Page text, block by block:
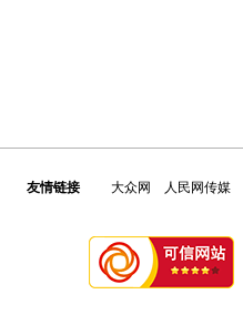
友情链接 大众网 人民网传媒